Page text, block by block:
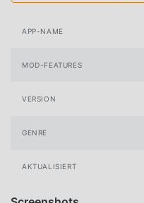
APP-NAME
MOD-FEATURES
VERSION
GENRE
AKTUALISIERT